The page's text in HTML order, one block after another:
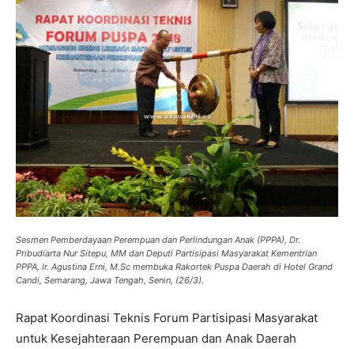
Sesmen Pemberdayaan Perempuan dan Perlindungan Anak (PPPA), Dr.
Pribudiarta Nur Sitepu, MM dan Deputi Partisipasi Masyarakat Kementrian
PPPA, Ir. Agustina Erni, M.Sc membuka Rakortek Puspa Daerah di Hotel Grand
Candi, Semarang, Jawa Tengah, Senin, (26/3).
Rapat Koordinasi Teknis Forum Partisipasi Masyarakat
untuk Kesejahteraan Perempuan dan Anak Daerah